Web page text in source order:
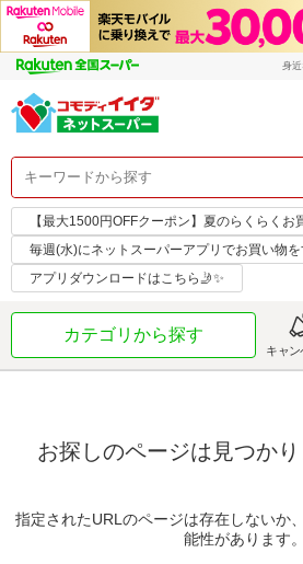
身
【最大1500円OFFクーポン】夏のらくらくお
毎週(水)にネットスーパーアプリでお買い物
アプリダウンロードはこちら🤳✨
カテゴリから探す
キャン
お探しのページは見つかり
指定されたURLのページは存在しないか
能性があります。